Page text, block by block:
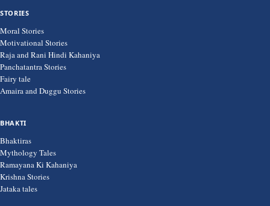
STORIES
Moral Stories
Motivational Stories
Raja and Rani Hindi Kahaniya
Panchatantra Stories
Fairy tale
Amaira and Duggu Stories
BHAKTI
Bhaktiras
Mythology Tales
Ramayana Ki Kahaniya
Krishna Stories
Jataka tales